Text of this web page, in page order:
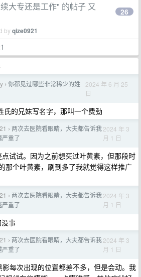
大专还是工作" 的帖子 又
byqize0921
26
› 你都见过哪些非常稀少的姓
2024 年 6 月 25
日
的兄妹写名字，那叫一个费劲
› 两次去医院看眼睛，大夫都告诉我
重了
2024 年 3
月 1 日
试试。因为之前想买过叶黄素，但那段时
那个叶黄素，刷到多了我就觉得这样推广
› 两次去医院看眼睛，大夫都告诉我
重了
2024 年 3
月 1 日
事
› 两次去医院看眼睛，大夫都告诉我
重了
2024 年 3
月 1 日
影每次出现的位置都差不多，但是会动。我